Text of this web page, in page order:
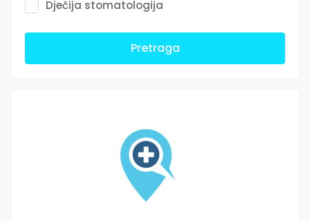
Dječija stomatologija
Pretraga